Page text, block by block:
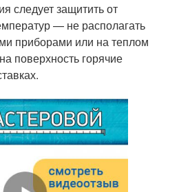
следует защитить от
— не располагать
приборами или на теплом
поверхность горячие